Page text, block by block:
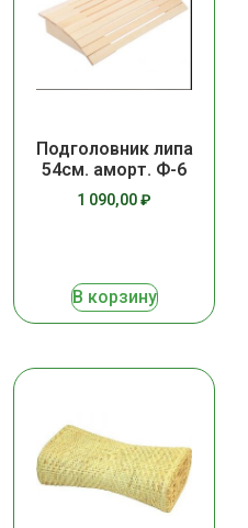
Подголовник липа
54см. аморт. Ф-6
1 090,00₽
В корзину